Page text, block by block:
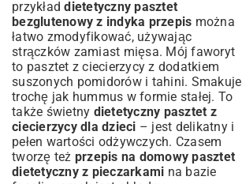
przykładdietetyczny pasztet
bezglutenowy z indyka przepis można
łatwo zmodyfikować, używając
strączków zamiast mięsa. Mój faworyt
to pasztet z ciecierzycy z dodatkiem
suszonych pomidorów i tahini. Smakuje
trochę jak hummus w formie stałej. To
także świetny dietetyczny pasztet z
ciecierzycy dla dzieci – jest delikatny i
pełen wartości odżywczych. Czasem
tworzę też przepis na domowy pasztet
dietetyczny z pieczarkami na bazie